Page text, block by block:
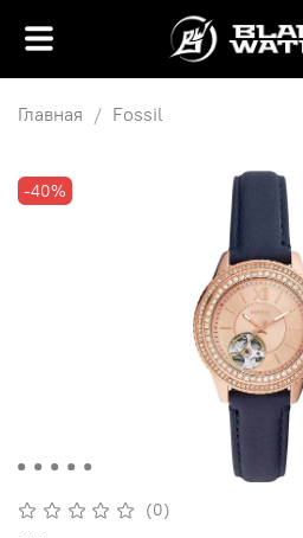
Главная Fossil
-40%
(0)